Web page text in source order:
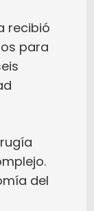
recibió
para
del